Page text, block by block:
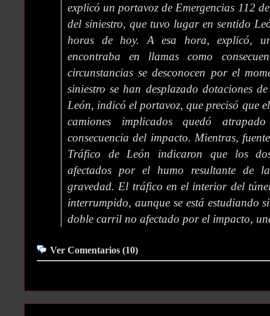
explicó un portavoz de Emergencias 112
del siniestro, que tuvo lugar en sentido
horas de hoy. A esa hora, explicó,
encontraba en llamas como
circunstancias se desconocen por el
siniestro se han desplazado dotaciones
León, indicó el portavoz, que precisó que
camiones implicados quedó
consecuencia del impacto. Mientras,
Tráfico de León indicaron que los
afectados por el humo resultante de
gravedad. El tráfico en el interior del
interrumpido, aunque se está estudiando
doble carril no afectado por el impacto,
Ver Comentarios (10)